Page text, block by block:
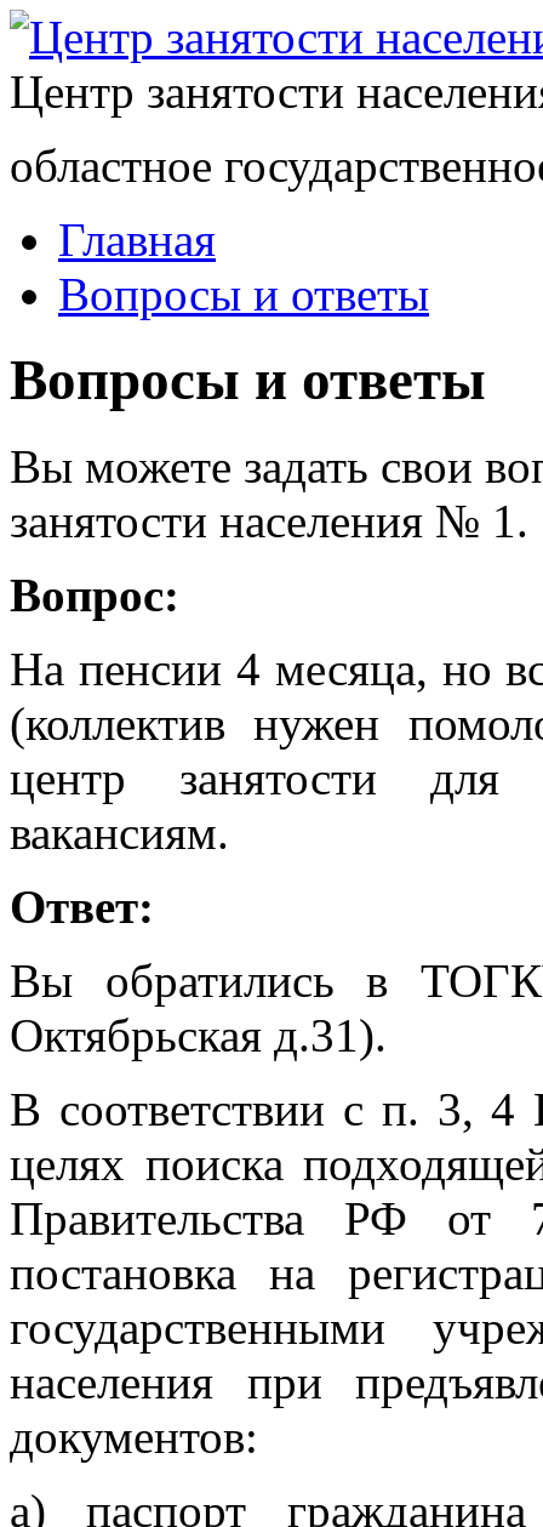
Центр занятости
областное
Главная
Вопросы и ответы
Вопросы и ответы
Вы можете задать свои
занятости населения № 1.
Вопрос:
На пенсии 4 месяца, но
(коллектив нужен
центр занятости
вакансиям.
Ответ:
Вы обратились в
Октябрьская д.31).
В соответствии с п. 3, 4
целях поиска
Правительства РФ
постановка на
государственными
населения при
документов:
а) паспорт